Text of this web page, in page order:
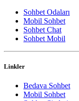
Sohbet Odaları
Mobil Sohbet
Sohbet Chat
Sohbet Mobil
Linkler
Bedava Sohbet
Mobil Sohbet